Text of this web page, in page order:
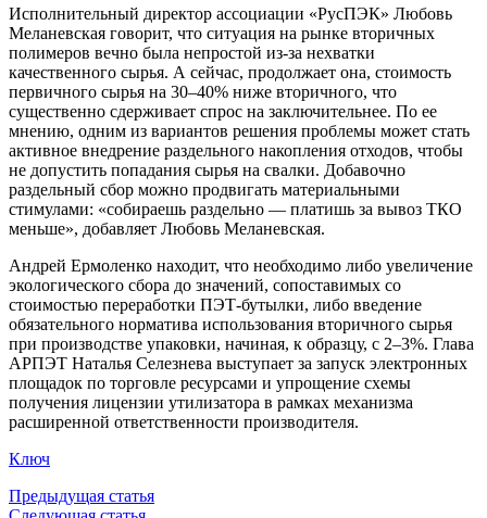
Исполнительный директор ассоциации «РусПЭК» Любовь
Меланевская говорит, что ситуация на рынке вторичных
полимеров вечно была непростой из-за нехватки
качественного сырья. А сейчас, продолжает она, стоимость
первичного сырья на 30–40% ниже вторичного, что
существенно сдерживает спрос на заключительнее. По ее
мнению, одним из вариантов решения проблемы может стать
активное внедрение раздельного накопления отходов, чтобы
не допустить попадания сырья на свалки. Добавочно
раздельный сбор можно продвигать материальными
стимулами: «собираешь раздельно — платишь за вывоз ТКО
меньше», добавляет Любовь Меланевская.
Андрей Ермоленко находит, что необходимо либо увеличение
экологического сбора до значений, сопоставимых со
стоимостью переработки ПЭТ-бутылки, либо введение
обязательного норматива использования вторичного сырья
при производстве упаковки, начиная, к образцу, с 2–3%. Глава
АРПЭТ Наталья Селезнева выступает за запуск электронных
площадок по торговле ресурсами и упрощение схемы
получения лицензии утилизатора в рамках механизма
расширенной ответственности производителя.
Ключ
Предыдущая статья